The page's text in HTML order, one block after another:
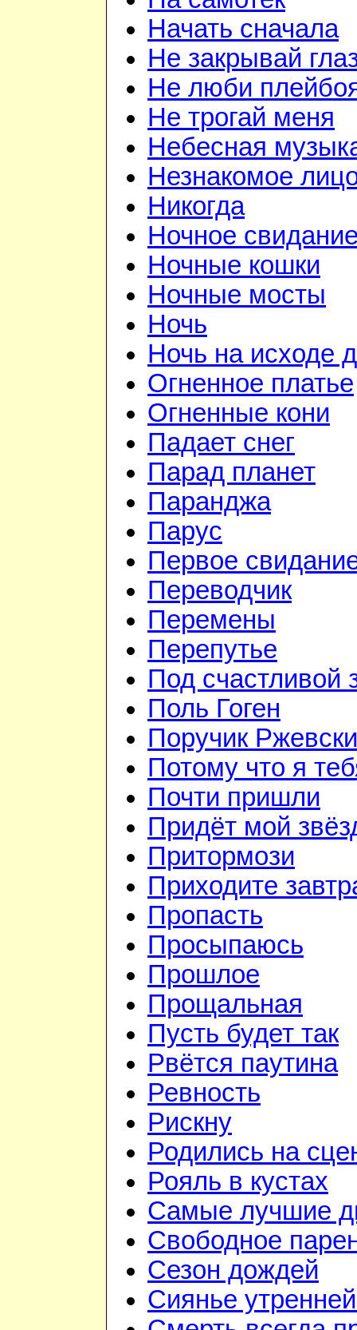
Начать сначала
Не закрывай
Не люби
Не трогай меня
Небесная
Незнакомое
Никогда
Ночное
Ночные кошки
Ночные мосты
Ночь
Ночь на исходе
Огненное платье
Огненные кони
Падает снег
Парад планет
Паранджа
Парус
Первое
Переводчик
Перемены
Перепутье
Под счастливой
Поль Гоген
Поручик
Потому что я
Почти пришли
Придёт мой
Притормози
Приходите
Пропасть
Просыпаюсь
Прошлое
Прощальная
Пусть будет так
Рвётся паутина
Ревность
Рискну
Родились на
Рояль в кустах
Самые лучшие
Свободное
Сезон дождей
Сиянье